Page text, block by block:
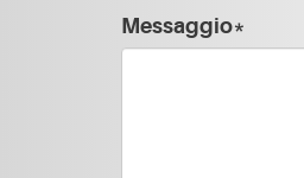
Messaggio*